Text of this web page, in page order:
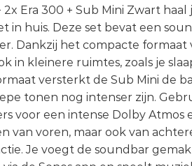
Era 300 + Sub Mini Zwart haal
in huis. Deze set bevat een
Dankzij het compacte formaat
in kleinere ruimtes, zoals je
versterkt de Sub Mini de
tonen nog intenser zijn.
voor een intense Dolby Atmos
van voren, maar ook van
Je voegt de soundbar